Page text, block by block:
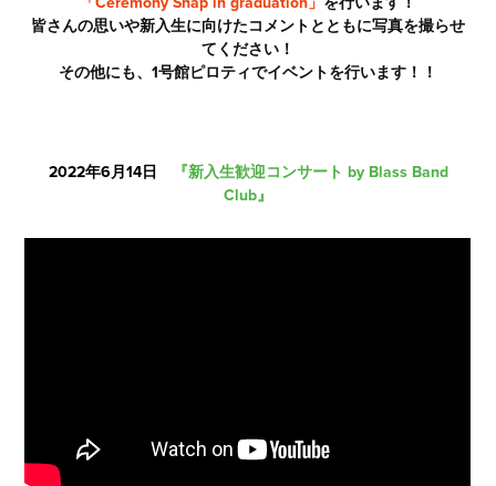
皆さんの思いや新入生に向けたコメントとともに写真を撮らせ
てください！
その他にも、1号館ピロティでイベントを行います！！
2022年6月14日 『新入生歓迎コンサート by Blass Band
Club』